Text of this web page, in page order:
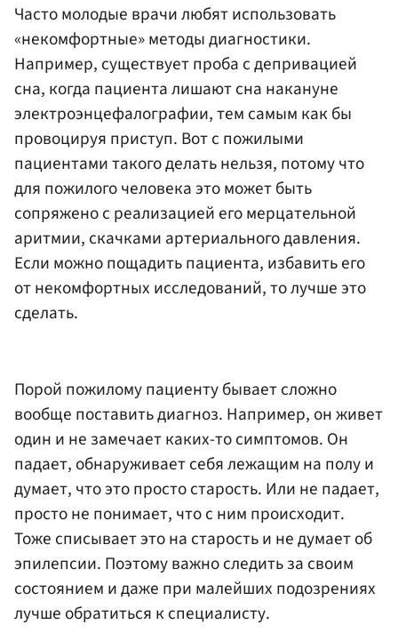
Часто молодые врачи любят использовать
«некомфортные» методы диагностики.
Например, существует проба с депривацией
сна, когда пациента лишают сна накануне
электроэнцефалографии, тем самым как бы
провоцируя приступ. Вот с пожилыми
пациентами такого делать нельзя, потому что
для пожилого человека это может быть
сопряжено с реализацией его мерцательной
аритмии, скачками артериального давления.
Если можно пощадить пациента, избавить его
от некомфортных исследований, то лучше это
сделать.
Порой пожилому пациенту бывает сложно
вообще поставить диагноз. Например, он живет
один и не замечает каких-то симптомов. Он
падает, обнаруживает себя лежащим на полу и
думает, что это просто старость. Или не падает,
просто не понимает, что с ним происходит.
Тоже списывает это на старость и не думает об
эпилепсии. Поэтому важно следить за своим
состоянием и даже при малейших подозрениях
лучше обратиться к специалисту.